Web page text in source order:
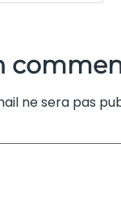
ne sera pas